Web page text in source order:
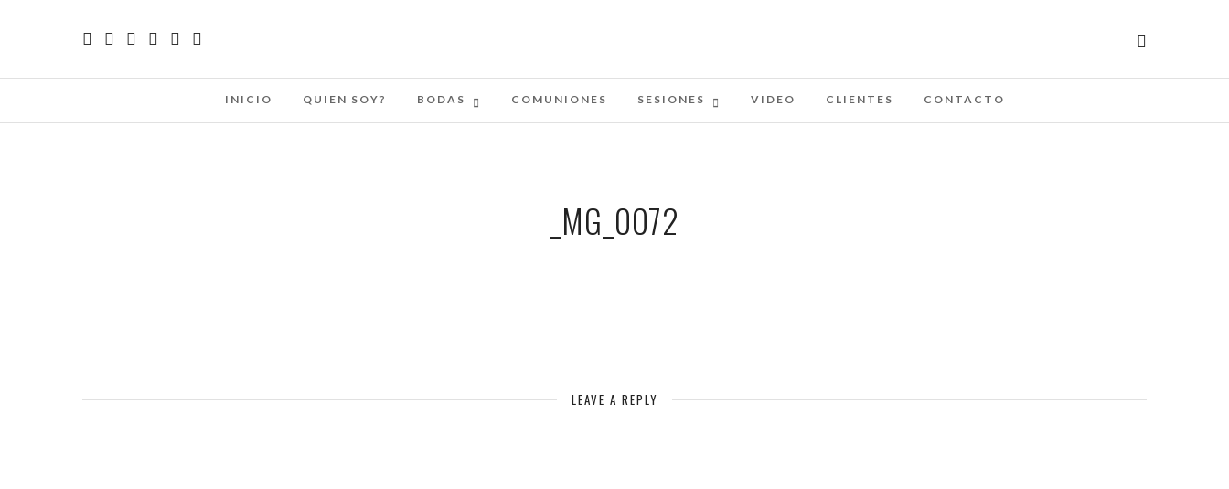
INICIO QUIEN SOY? BODAS COMUNIONES SESIONES VIDEO CLIENTES CONTACTO
_MG_0072
LEAVE A REPLY